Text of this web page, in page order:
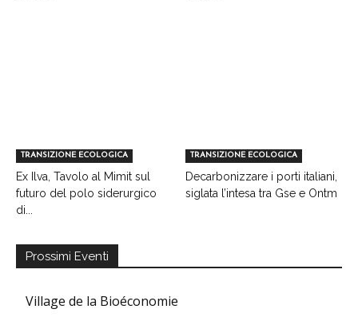
TRANSIZIONE ECOLOGICA
Ex Ilva, Tavolo al Mimit sul
futuro del polo siderurgico
di...
TRANSIZIONE ECOLOGICA
Decarbonizzare i porti italiani,
siglata l’intesa tra Gse e Ontm
Prossimi Eventi
Village de la Bioéconomie